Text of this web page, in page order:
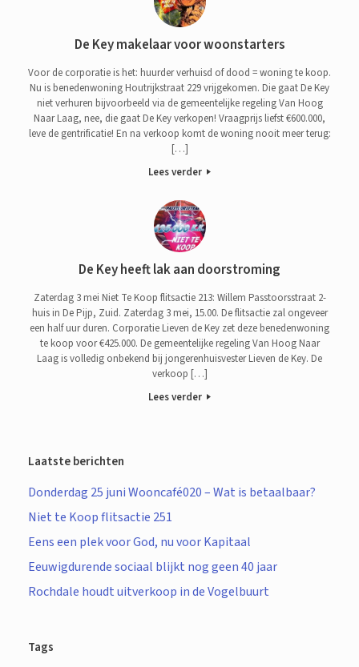
De Key makelaar voor woonstarters
Voor de corporatie is het: huurder verhuisd of dood = woning te koop.
Nu is benedenwoning Houtrijkstraat 229 vrijgekomen. Die gaat De Key
niet verhuren bijvoorbeeld via de gemeentelijke regeling Van Hoog
Naar Laag, nee, die gaat De Key verkopen! Vraagprijs liefst €600.000,
leve de gentrificatie! En na verkoop komt de woning nooit meer terug:
[…]
Lees verder
De Key heeft lak aan doorstroming
Zaterdag 3 mei Niet Te Koop flitsactie 213: Willem Passtoorsstraat 2-
huis in De Pijp, Zuid. Zaterdag 3 mei, 15.00. De flitsactie zal ongeveer
een half uur duren. Corporatie Lieven de Key zet deze benedenwoning
te koop voor €425.000. De gemeentelijke regeling Van Hoog Naar
Laag is volledig onbekend bij jongerenhuisvester Lieven de Key. De
verkoop […]
Lees verder
Laatste berichten
Donderdag 25 juni Wooncafé020 – Wat is betaalbaar?
Niet te Koop flitsactie 251
Eens een plek voor God, nu voor Kapitaal
Eeuwigdurende sociaal blijkt nog geen 40 jaar
Rochdale houdt uitverkoop in de Vogelbuurt
Tags